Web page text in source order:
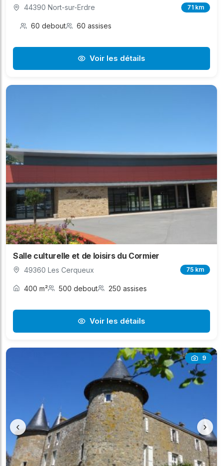
44390 Nort-sur-Erdre 71 km
60 debout 60 assises
Voir les détails
Salle culturelle et de loisirs du Cormier
49360 Les Cerqueux 75 km
400 m² 500 debout 250 assises
Voir les détails
9
‹ ›